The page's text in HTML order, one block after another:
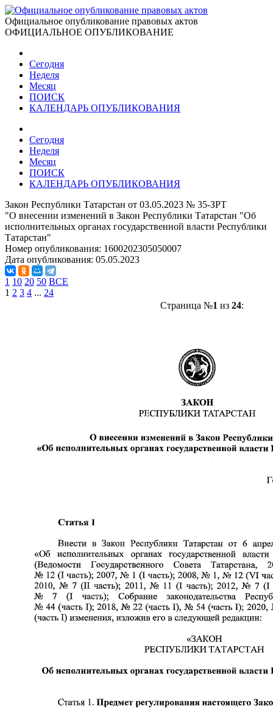
Официальное опубликование правовых актов
ОФИЦИАЛЬНОЕ ОПУБЛИКОВАНИЕ
Сегодня
Неделя
Месяц
ПОИСК
КАЛЕНДАРЬ ОПУБЛИКОВАНИЯ
Сегодня
Неделя
Месяц
ПОИСК
КАЛЕНДАРЬ ОПУБЛИКОВАНИЯ
Закон Республики Татарстан от 03.05.2023 № 35-ЗРТ
"О внесении изменений в Закон Республики Татарстан "Об
исполнительных органах государственной власти Республики
Татарстан"
Номер опубликования: 1600202305050007
Дата опубликования: 05.05.2023
1 10 20 50 ВСЕ
1 2 3 4 ... 24
Страница №1 из 24: